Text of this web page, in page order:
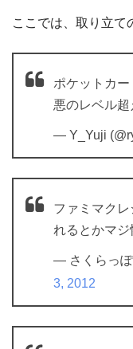
ここでは、取り立て
ポケットカ
悪のレベル
— Y_Yuji
ファミマク
れるとかマ
— さくらっ
3, 2012